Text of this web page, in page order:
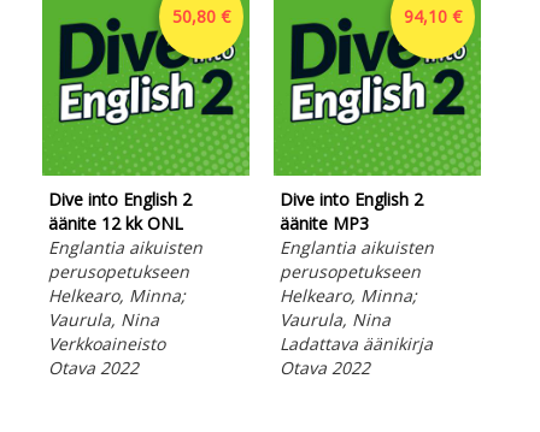
50,80 €
Dive into English 2
äänite 12 kk ONL
Englantia aikuisten
perusopetukseen
Helkearo, Minna;
Vaurula, Nina
Verkkoaineisto
Otava 2022
94,10 €
Dive into English 2
äänite MP3
Englantia aikuisten
perusopetukseen
Helkearo, Minna;
Vaurula, Nina
Ladattava äänikirja
Otava 2022